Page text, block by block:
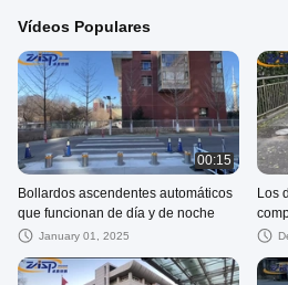
Vídeos Populares
00:15
Bollardos ascendentes automáticos
que funcionan de día y de noche
January 01, 2025
Los